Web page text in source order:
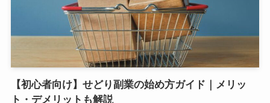
【初心者向け】せどり副業の始め方ガイド​｜メリッ
ト・デメリットも解説